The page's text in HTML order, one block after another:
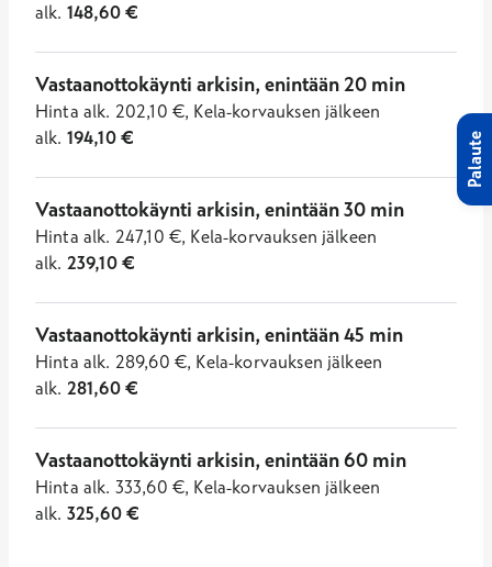
alk. 148,60€
Vastaanottokäynti arkisin, enintään 20 min
Hinta alk. 202,10 €, Kela-korvauksen jälkeen
alk. 194,10€
Vastaanottokäynti arkisin, enintään 30 min
Hinta alk. 247,10 €, Kela-korvauksen jälkeen
alk. 239,10€
Vastaanottokäynti arkisin, enintään 45 min
Hinta alk. 289,60 €, Kela-korvauksen jälkeen
alk. 281,60€
Vastaanottokäynti arkisin, enintään 60 min
Hinta alk. 333,60 €, Kela-korvauksen jälkeen
alk. 325,60€
Palaute